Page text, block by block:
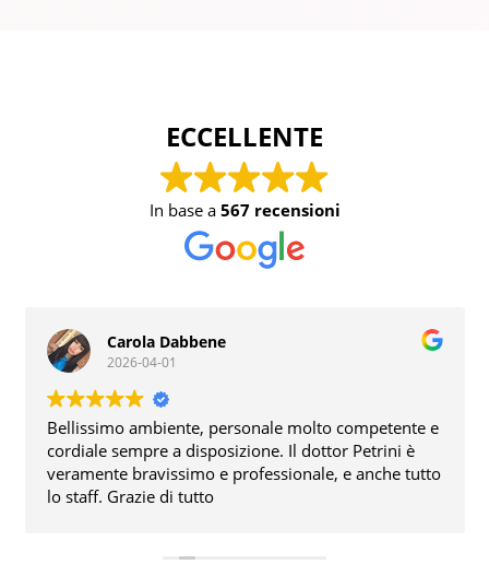
ECCELLENTE
In base a 567 recensioni
Carola Dabbene
2026-04-01
Bellissimo ambiente, personale molto competente e
cordiale sempre a disposizione. Il dottor Petrini è
veramente bravissimo e professionale, e anche tutto
lo staff. Grazie di tutto